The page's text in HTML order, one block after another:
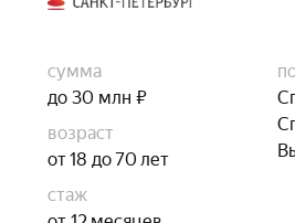
сумма
до 30 млн ₽
возраст
от 18 до 70 лет
стаж